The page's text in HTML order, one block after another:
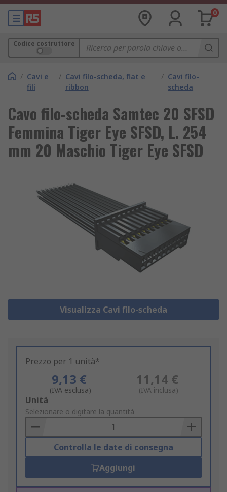
0
Codice costruttore
/ Cavi e
fili
/ Cavi filo-scheda, flat e
ribbon
/ Cavi filo-
scheda
Cavo filo-scheda Samtec 20 SFSD
Femmina Tiger Eye SFSD, L. 254
mm 20 Maschio Tiger Eye SFSD
Visualizza Cavi filo-scheda
Prezzo per 1 unità*
9,13 €
(IVA esclusa)
11,14 €
(IVA inclusa)
Add
to
Basket
Unità
Selezionare o digitare la quantità
Controlla le date di consegna
Aggiungi